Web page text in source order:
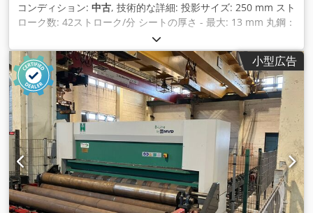
コンディション: 中古, 技術的な詳細: 投影サイズ: 250 mm スト
ローク数: 42ストローク/分 シートの厚さ - 最大: 13 mm 丸鋼：
36 mm 角鋼：30mm アングル鋼：100 x 10 90° mm 平鋼：
100 x 18 mm U-Hプロファイル：NP 10 刃の長さ：230 mm
Dedpfx Afjwp Edajzjck 総電力要件: 2.5 kW 機械重量約1.7t 機
械寸法約長さx幅x高さ: 2.1 x 1.0 x 1.6 m 用途: せん断 - ノッチ
ング - パンチング ノッチ：材料の厚さ = 角形50 x 8mm、長方
形50 x 50 x 8mm パンチング：最大20：15mm、スロート
250mm 両側のフットコントロールは利用できなくなりまし
た。 アクセサリー: さまざまなマトリックスとさまざまなスタ
ンプと小さなスタンプ（写真を参照） *
小型広告